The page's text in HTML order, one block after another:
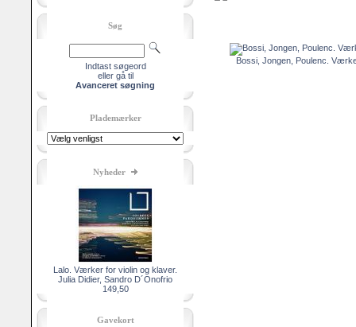
Søg
Indtast søgeord
eller gå til
Avanceret søgning
Plademærker
Nyheder
Lalo. Værker for violin og klaver.
Julia Didier, Sandro D´Onofrio
149,50
Gavekort
Bossi, Jongen, Poulenc.